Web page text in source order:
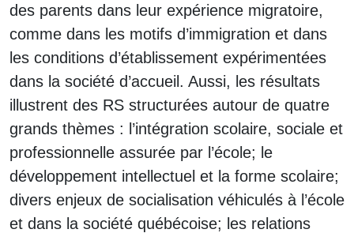
des parents dans leur expérience migratoire,
comme dans les motifs d’immigration et dans
les conditions d’établissement expérimentées
dans la société d’accueil. Aussi, les résultats
illustrent des RS structurées autour de quatre
grands thèmes : l’intégration scolaire, sociale et
professionnelle assurée par l’école; le
développement intellectuel et la forme scolaire;
divers enjeux de socialisation véhiculés à l’école
et dans la société québécoise; les relations